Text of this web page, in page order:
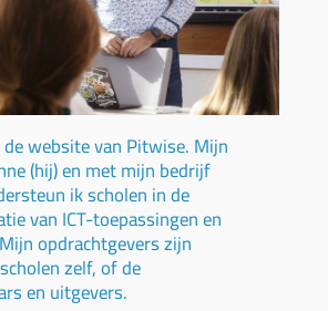
website van Pitwise. Mijn
(hij) en met mijn bedrijf
ik scholen in de
van ICT-toepassingen en
opdrachtgevers zijn
zelf, of de
en uitgevers.